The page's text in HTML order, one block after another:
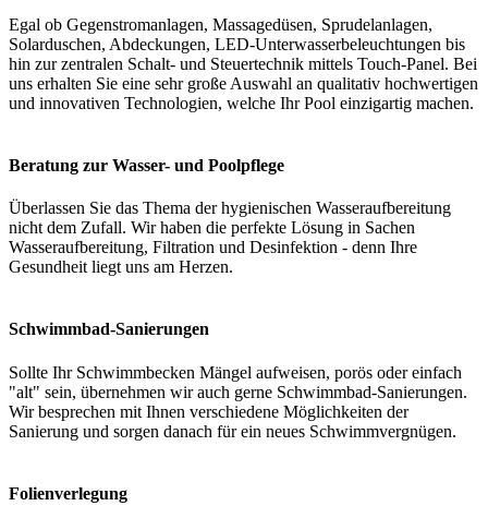
Egal ob Gegenstromanlagen, Massagedüsen, Sprudelanlagen,
Solarduschen, Abdeckungen, LED-Unterwasserbeleuchtungen bis
hin zur zentralen Schalt- und Steuertechnik mittels Touch-Panel. Bei
uns erhalten Sie eine sehr große Auswahl an qualitativ hochwertigen
und innovativen Technologien, welche Ihr Pool einzigartig machen.
Beratung zur Wasser- und Poolpflege
Überlassen Sie das Thema der hygienischen Wasseraufbereitung
nicht dem Zufall. Wir haben die perfekte Lösung in Sachen
Wasseraufbereitung, Filtration und Desinfektion - denn Ihre
Gesundheit liegt uns am Herzen.
Schwimmbad-Sanierungen
Sollte Ihr Schwimmbecken Mängel aufweisen, porös oder einfach
"alt" sein, übernehmen wir auch gerne Schwimmbad-Sanierungen.
Wir besprechen mit Ihnen verschiedene Möglichkeiten der
Sanierung und sorgen danach für ein neues Schwimmvergnügen.
Folienverlegung